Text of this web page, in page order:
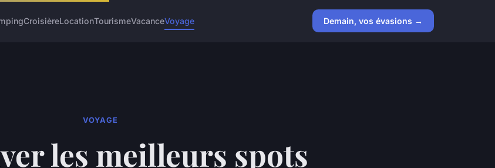
CroisièreLocationTourismeVacanceVoyage Demain, vos évasions →
VOYAGE
les meilleurs spots